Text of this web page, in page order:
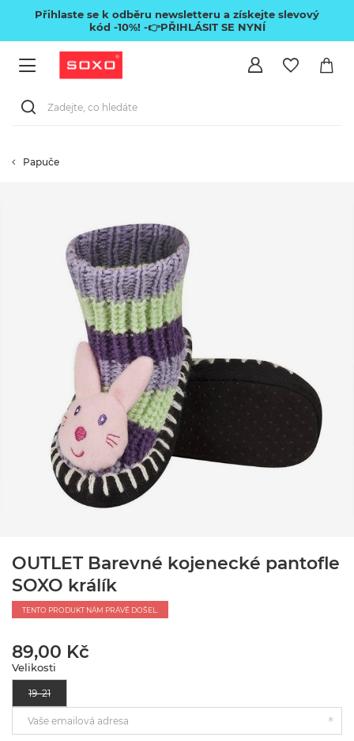
Přihlaste se k odběru newsletteru a získejte slevový
kód -10%! -👉PŘIHLÁSIT SE NYNÍ
Papuče
OUTLET Barevné kojenecké pantofle
SOXO králík
TENTO PRODUKT NÁM PRÁVĚ DOŠEL.
89,00 Kč
Velikosti
19–21
Vaše emailová adresa